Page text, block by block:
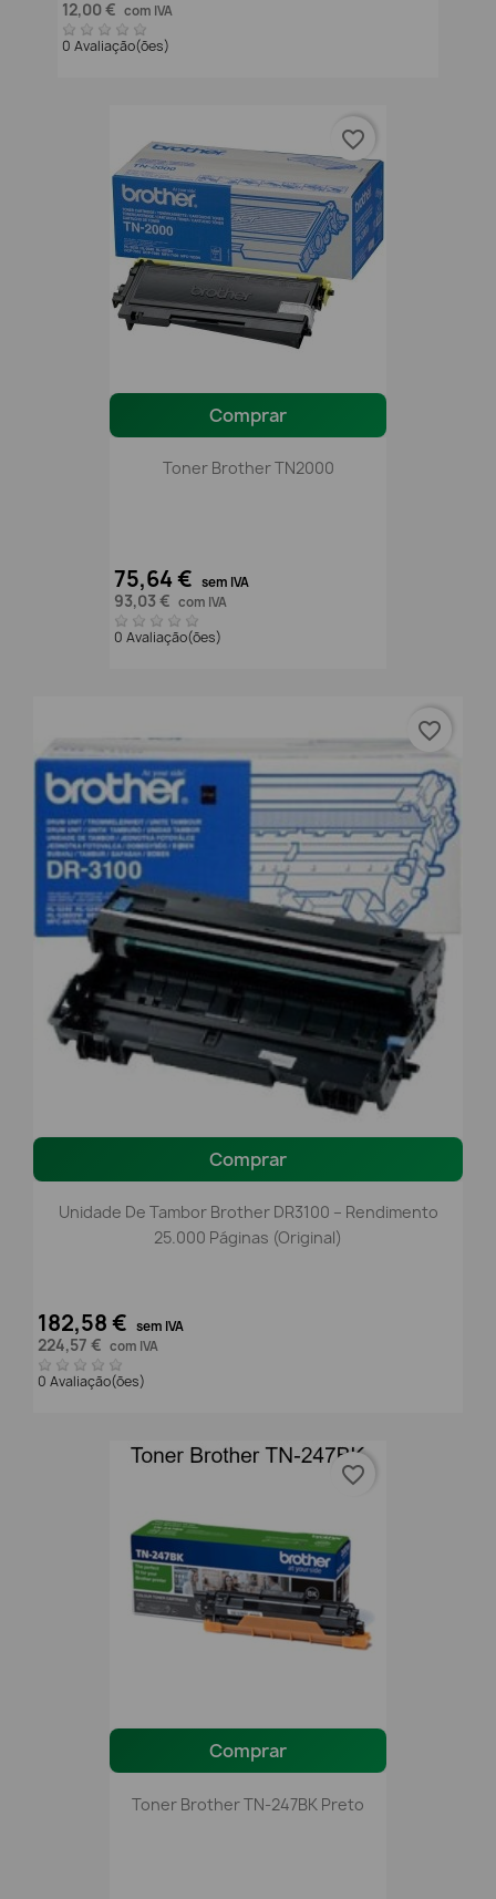
12,00 € com IVA
0 Avaliação(ões)
Comprar
Toner Brother TN2000
75,64 € sem IVA
93,03 € com IVA
0 Avaliação(ões)
favorite_border
Comprar
Unidade De Tambor Brother DR3100 – Rendimento
25.000 Páginas (Original)
182,58 € sem IVA
224,57 € com IVA
0 Avaliação(ões)
favorite_border
Comprar
Toner Brother TN-247BK Preto
favorite_border